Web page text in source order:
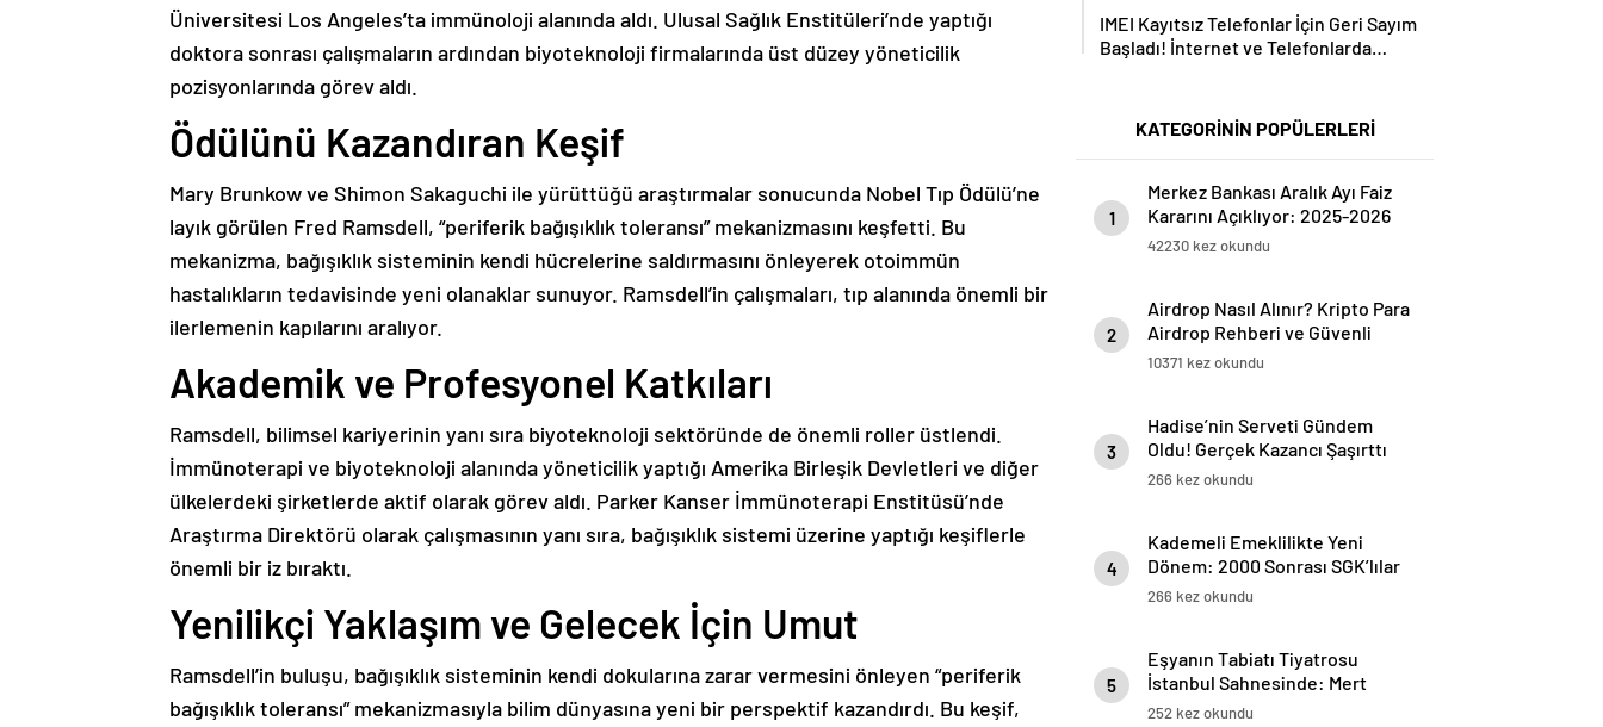
Üniversitesi Los Angeles’ta immünoloji alanında aldı. Ulusal Sağlık Enstitüleri’nde yaptığı
doktora sonrası çalışmaların ardından biyoteknoloji firmalarında üst düzey yöneticilik
pozisyonlarında görev aldı.
Ödülünü Kazandıran Keşif
Mary Brunkow ve Shimon Sakaguchi ile yürüttüğü araştırmalar sonucunda Nobel Tıp Ödülü’ne
layık görülen Fred Ramsdell, “periferik bağışıklık toleransı” mekanizmasını keşfetti. Bu
mekanizma, bağışıklık sisteminin kendi hücrelerine saldırmasını önleyerek otoimmün
hastalıkların tedavisinde yeni olanaklar sunuyor. Ramsdell’in çalışmaları, tıp alanında önemli bir
ilerlemenin kapılarını aralıyor.
Akademik ve Profesyonel Katkıları
Ramsdell, bilimsel kariyerinin yanı sıra biyoteknoloji sektöründe de önemli roller üstlendi.
İmmünoterapi ve biyoteknoloji alanında yöneticilik yaptığı Amerika Birleşik Devletleri ve diğer
ülkelerdeki şirketlerde aktif olarak görev aldı. Parker Kanser İmmünoterapi Enstitüsü’nde
Araştırma Direktörü olarak çalışmasının yanı sıra, bağışıklık sistemi üzerine yaptığı keşiflerle
önemli bir iz bıraktı.
Yenilikçi Yaklaşım ve Gelecek İçin Umut
Ramsdell’in buluşu, bağışıklık sisteminin kendi dokularına zarar vermesini önleyen “periferik
bağışıklık toleransı” mekanizmasıyla bilim dünyasına yeni bir perspektif kazandırdı. Bu keşif,
IMEI Kayıtsız Telefonlar İçin Geri Sayım
Başladı! İnternet ve Telefonlarda
KATEGORİNİN POPÜLERLERİ
1
Merkez Bankası Aralık Ayı Faiz
Kararını Açıklıyor: 2025-2026
Takvimi
42230 kez okundu
2
Airdrop Nasıl Alınır? Kripto Para
Airdrop Rehberi ve Güvenli
Katılım Yöntemleri
10371 kez okundu
3
Hadise’nin Serveti Gündem
Oldu! Gerçek Kazancı Şaşırttı
266 kez okundu
4
Kademeli Emeklilikte Yeni
Dönem: 2000 Sonrası SGK’lılar
İçin Prim ve Yaş Tablosu
266 kez okundu
5
Eşyanın Tabiatı Tiyatrosu
İstanbul Sahnesinde: Mert
Turak & Aslıhan Malbora’yla
252 kez okundu